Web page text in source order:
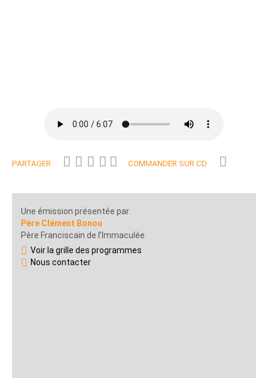
PARTAGER COMMANDER SUR CD
Une émission présentée par
Père Clément Bonou
Père Franciscain de l’Immaculée
Voir la grille des programmes
Nous contacter